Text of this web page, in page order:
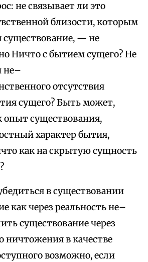
не связывает ли это
близости, которым
существование, — не
Ничто с бытием сущего? Не
не–
отсутствия
сущего? Быть может,
опыт существования,
характер бытия,
как на скрытую сущность
в существовании
как через реальность не–
существование через
ничтожения в качестве
возможно, если